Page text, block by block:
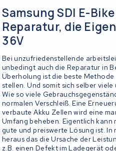
Samsung SDI E-
Reparatur, die
36V
Bei unzufriedenstellende
unbedingt auch die Reparatur in
Überholung ist die beste
stellen. Und somit sich selber
Wie so viele
normalen Verschleiß. Eine
verbaute Akku Zellen wird eine
Umfang beheben. Eigentlich kann
gute und preiswerte Lösung ist. In
heraus das die Ursache der
z.B. einen Defekt im Ladegerät